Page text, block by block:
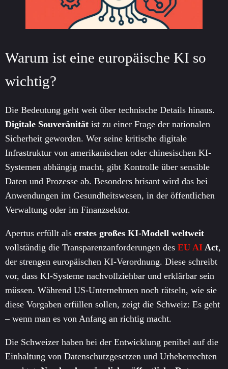
Warum ist eine europäische KI so
wichtig?
Die Bedeutung geht weit über technische Details hinaus.
Digitale Souveränität ist zu einer Frage der nationalen
Sicherheit geworden. Wer seine kritische digitale
Infrastruktur von amerikanischen oder chinesischen KI-
Systemen abhängig macht, gibt Kontrolle über sensible
Daten und Prozesse ab. Besonders brisant wird das bei
Anwendungen im Gesundheitswesen, in der öffentlichen
Verwaltung oder im Finanzsektor.
Apertus erfüllt als erstes großes KI-Modell weltweit
vollständig die Transparenzanforderungen des EU AI Act,
der strengen europäischen KI-Verordnung. Diese schreibt
vor, dass KI-Systeme nachvollziehbar und erklärbar sein
müssen. Während US-Unternehmen noch rätseln, wie sie
diese Vorgaben erfüllen sollen, zeigt die Schweiz: Es geht
– wenn man es von Anfang an richtig macht.
Die Schweizer haben bei der Entwicklung penibel auf die
Einhaltung von Datenschutzgesetzen und Urheberrechten